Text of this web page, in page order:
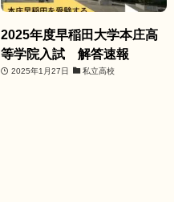
2025年度早稲田大学本庄高
等学院入試 解答速報
2025年1月27日 私立高校